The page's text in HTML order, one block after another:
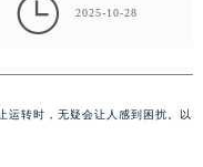
 2025-10-28
运转时，无疑会让人感到困扰。以